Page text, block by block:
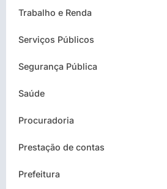
Trabalho e Renda
Serviços Públicos
Segurança Pública
Saúde
Procuradoria
Prestação de contas
Prefeitura